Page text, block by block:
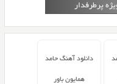
پرطرفدار
دانلود آهنگ حامد
همایون باور